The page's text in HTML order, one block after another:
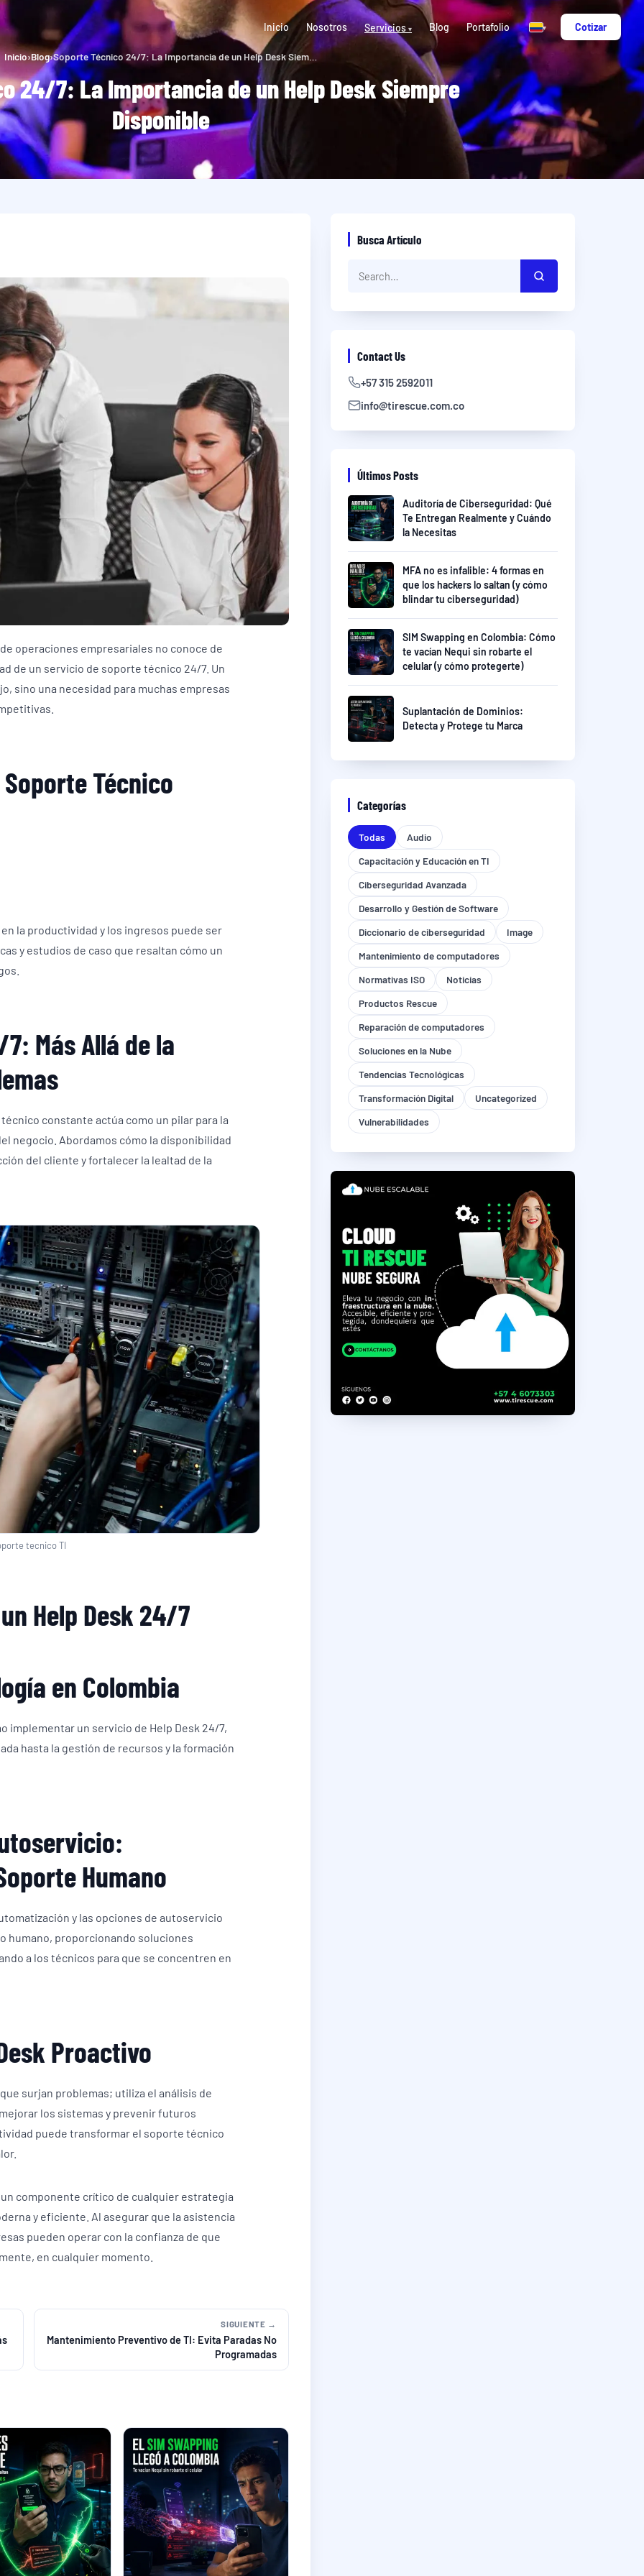
Inicio Nosotros Servicios ▾ Blog Portafolio ▾ Cotizar
Inicio›Blog› Soporte Técnico 24/7: La Importancia de un Help Desk Siempre Disponible
24/7: La Importancia de un Help Desk Siempre
Disponible
operaciones empresariales no conoce de
de un servicio de soporte técnico 24/7. Un
sino una necesidad para muchas empresas
Técnico
la productividad y los ingresos puede ser
y estudios de caso que resaltan cómo un
Más Allá de la
constante actúa como un pilar para la
negocio. Abordamos cómo la disponibilidad
del cliente y fortalecer la lealtad de la
tecnico TI
Help Desk 24/7
en Colombia
implementar un servicio de Help Desk 24/7,
hasta la gestión de recursos y la formación
Humano
y las opciones de autoservicio
humano, proporcionando soluciones
a los técnicos para que se concentren en
Proactivo
surjan problemas; utiliza el análisis de
los sistemas y prevenir futuros
puede transformar el soporte técnico
componente crítico de cualquier estrategia
y eficiente. Al asegurar que la asistencia
pueden operar con la confianza de que
en cualquier momento.
SIGUIENTE →
Mantenimiento Preventivo de TI: Evita Paradas No
Programadas
Busca Artículo
Contact Us
+57 315 2592011
info@tirescue.com.co
Últimos Posts
Auditoría de Ciberseguridad: Qué
Te Entregan Realmente y Cuándo
la Necesitas
MFA no es infalible: 4 formas en
que los hackers lo saltan (y cómo
blindar tu ciberseguridad)
SIM Swapping en Colombia: Cómo
te vacían Nequi sin robarte el
celular (y cómo protegerte)
Suplantación de Dominios:
Detecta y Protege tu Marca
Categorías
Todas
Audio
Capacitación y Educación en TI
Ciberseguridad Avanzada
Desarrollo y Gestión de Software
Diccionario de ciberseguridad
Image
Mantenimiento de computadores
Normativas ISO
Noticias
Productos Rescue
Reparación de computadores
Soluciones en la Nube
Tendencias Tecnológicas
Transformación Digital
Uncategorized
Vulnerabilidades